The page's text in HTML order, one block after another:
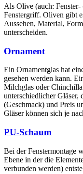
Als Olive (auch:
Fenstergriff. Oliven gibt
Aussehen, Material,
unterscheiden.
Ornament
Ein Ornamentglas hat
gesehen werden kann.
Milchglas oder
unterschiedlicher Gläser,
(Geschmack) und Preis
Gläser können sich je
PU-Schaum
Bei der Fenstermontage
Ebene in der die
verbunden werden)